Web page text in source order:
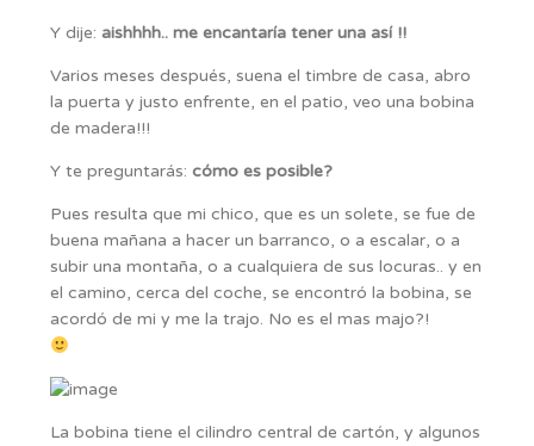
Y dije: aishhhh.. me encantaría tener una así !!
Varios meses después, suena el timbre de casa, abro
la puerta y justo enfrente, en el patio, veo una bobina
de madera!!!
Y te preguntarás: cómo es posible?
Pues resulta que mi chico, que es un solete, se fue de
buena mañana a hacer un barranco, o a escalar, o a
subir una montaña, o a cualquiera de sus locuras.. y en
el camino, cerca del coche, se encontró la bobina, se
acordó de mi y me la trajo. No es el mas majo?!
La bobina tiene el cilindro central de cartón, y algunos